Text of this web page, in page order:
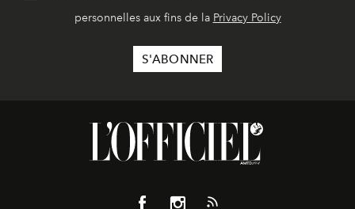
personnelles aux fins de la Privacy Policy